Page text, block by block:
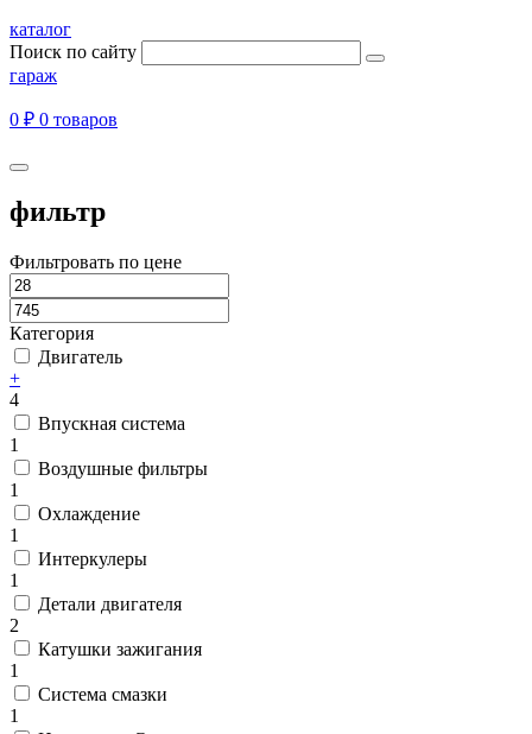
каталог
Поиск по сайту
гараж
0 ₽ 0 товаров
фильтр
Фильтровать по цене
Категория
Двигатель
+
4
Впускная система
1
Воздушные фильтры
1
Охлаждение
1
Интеркулеры
1
Детали двигателя
2
Катушки зажигания
1
Система смазки
1